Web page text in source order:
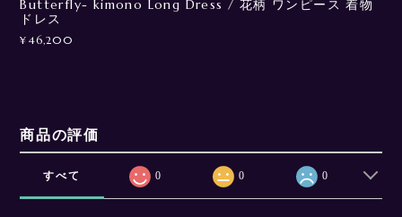
Butterfly- kimono Long Dress / 花柄 ワンピース 着物
ドレス
¥46,200
商品の評価
すべて 0 0 0